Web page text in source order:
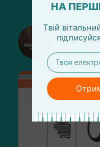
Підписатися
НА
Твій
підписуйся
email